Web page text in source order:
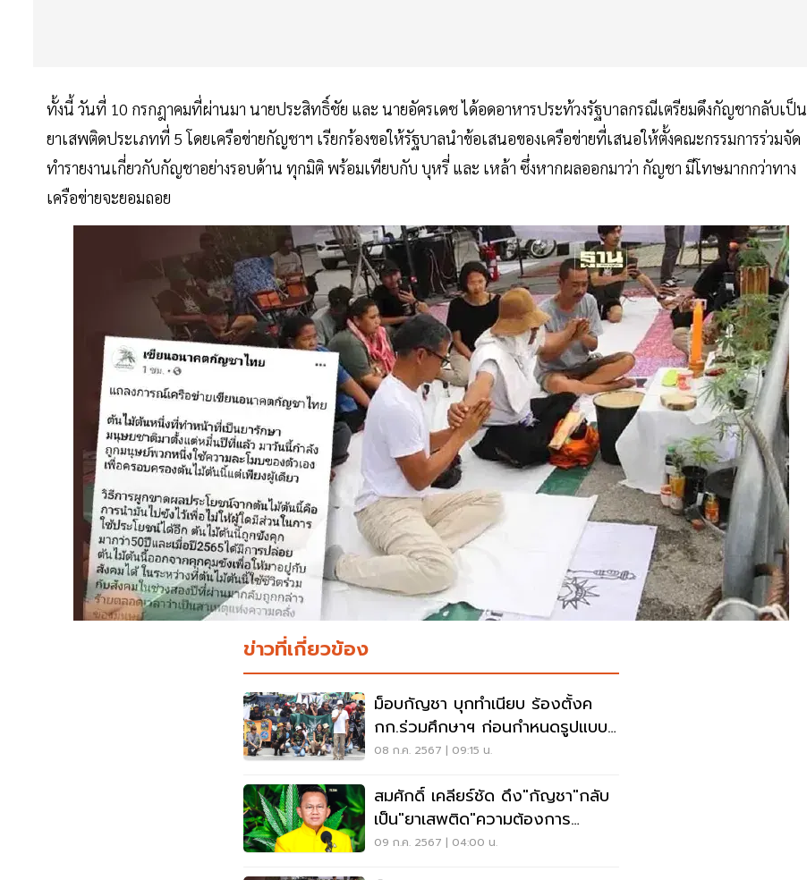
ทั้งนี้ วันที่ 10 กรกฎาคมที่ผ่านมา นายประสิทธิ์ชัย และ นายอัครเดช ได้อดอาหารประท้วงรัฐบาลกรณีเตรียมดึงกัญชากลับเป็น
ยาเสพติดประเภทที่ 5 โดยเครือข่ายกัญชาฯ เรียกร้องขอให้รัฐบาลนำข้อเสนอของเครือข่ายที่เสนอให้ตั้งคณะกรรมการร่วมจัด
ทำรายงานเกี่ยวกับกัญชาอย่างรอบด้าน ทุกมิติ พร้อมเทียบกับ บุหรี่ และ เหล้า ซึ่งหากผลออกมาว่า กัญชา มีโทษมากกว่าทาง
เครือข่ายจะยอมถอย
ข่าวที่เกี่ยวข้อง
ม็อบกัญชา บุกทำเนียบ ร้องตั้งค
กก.ร่วมศึกษาฯ ก่อนกําหนดรูปแบบ
คุม"กัญชา"
08 ก.ค. 2567 | 09:15 น.
สมศักดิ์ เคลียร์ชัด ดึง"กัญชา"กลับ
เป็น"ยาเสพติด"ความต้องการ
ประชาชน
09 ก.ค. 2567 | 04:00 น.